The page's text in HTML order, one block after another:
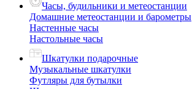
Часы, будильники и метеостанции
Домашние метеостанции и барометры
Настенные часы
Настольные часы
Шкатулки подарочные
Музыкальные шкатулки
Футляры для бутылки